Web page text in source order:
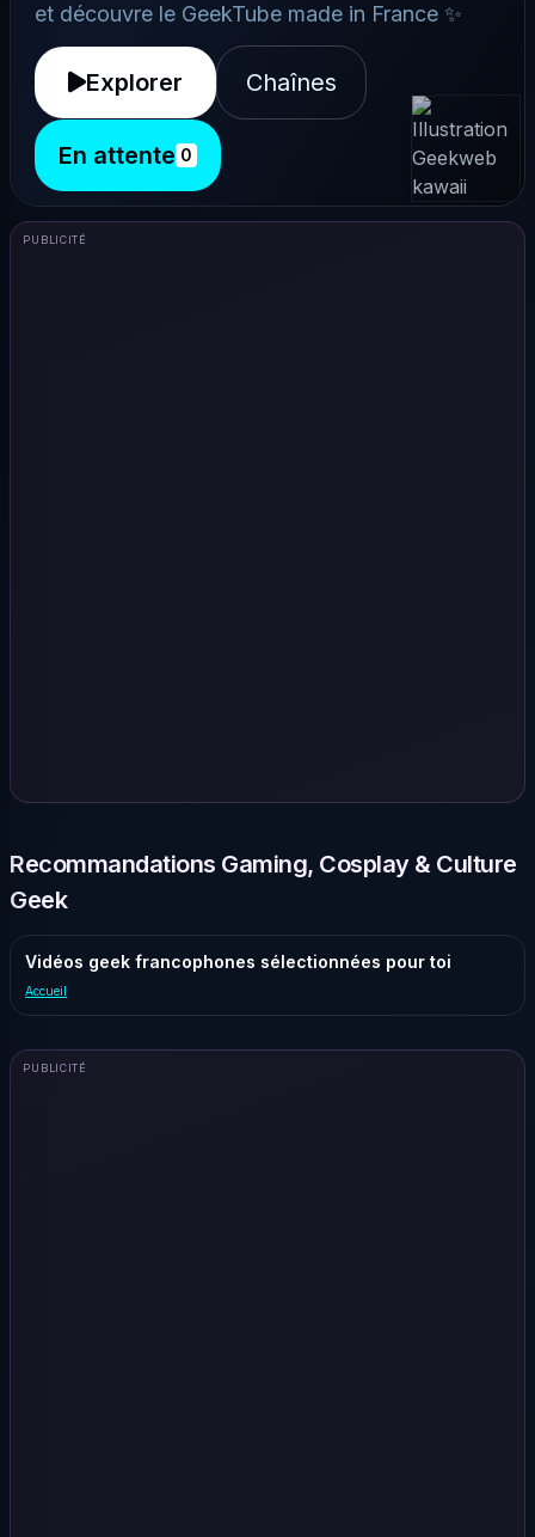
et découvre le GeekTube made in France ✨
Explorer Chaînes
En attente 0
PUBLICITÉ
Recommandations Gaming, Cosplay & Culture
Geek
Vidéos geek francophones sélectionnées pour toi
Accueil
PUBLICITÉ